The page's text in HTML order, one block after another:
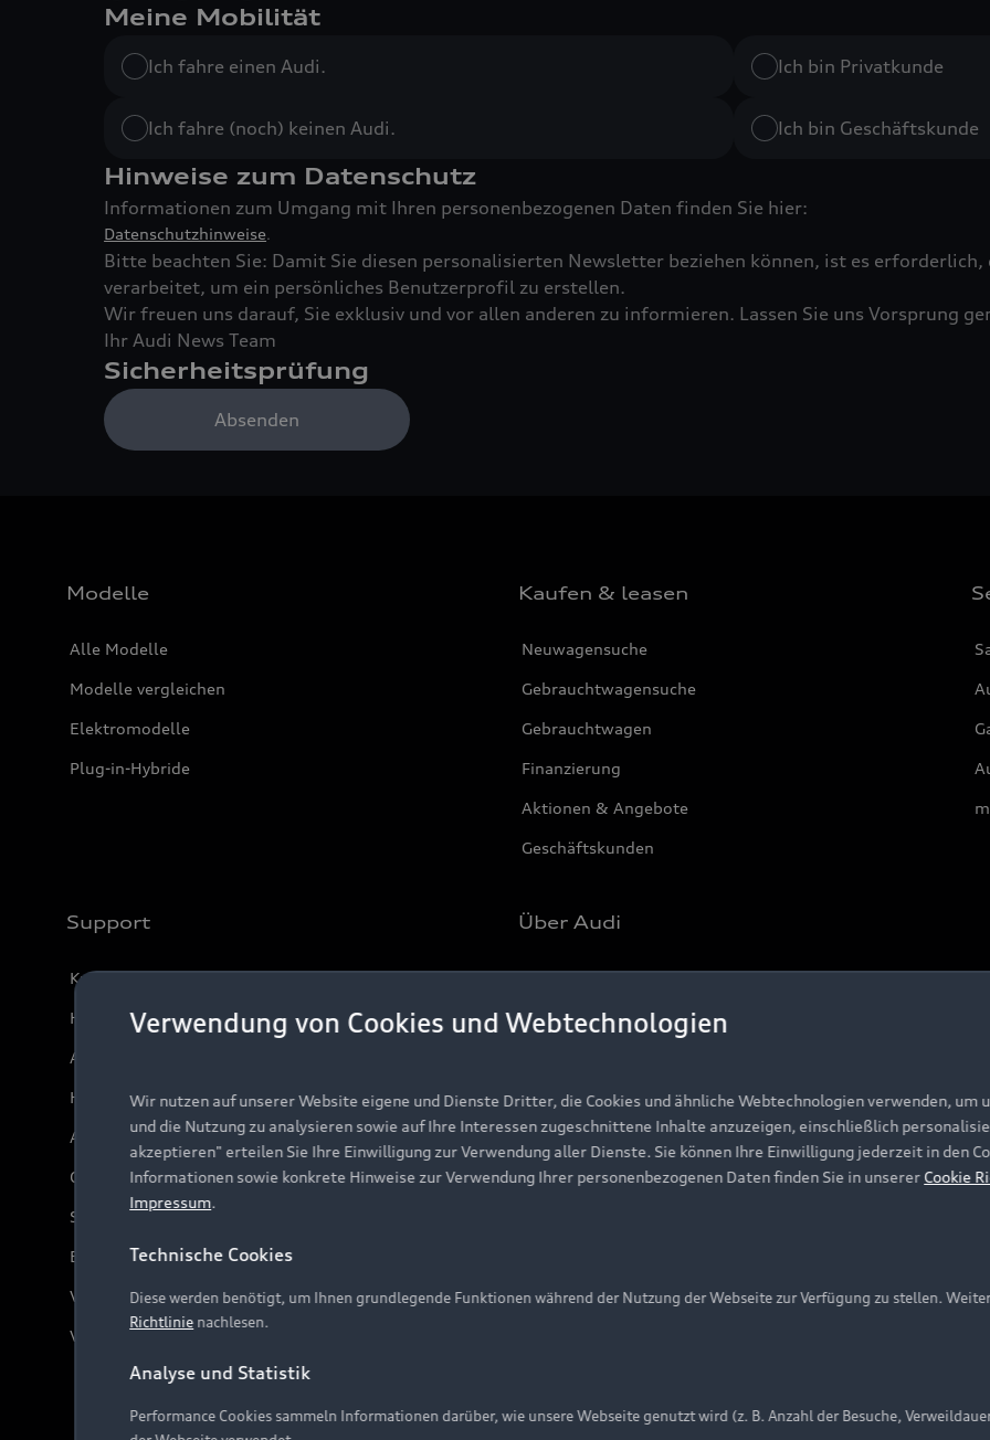
Meine Mobilität
Ich fahre einen Audi.
Ich fahre (noch) keinen Audi.
Ich bin Privatkunde
Ich bin Geschäftskunde
Hinweise zum Datenschutz
Informationen zum Umgang mit Ihren personenbezogenen Daten finden Sie hier:
Datenschutzhinweise.
Bitte beachten Sie: Damit Sie diesen personalisierten Newsletter beziehen können, ist es erforderlich,
verarbeitet, um ein persönliches Benutzerprofil zu erstellen.
Wir freuen uns darauf, Sie exklusiv und vor allen anderen zu informieren. Lassen Sie uns Vorsprung
Ihr Audi News Team
Sicherheitsprüfung
Bitte bestätigen Sie, dass Sie ein Mensch sind, um fortzufahren
Absenden
Modelle
Alle Modelle
Modelle vergleichen
Elektromodelle
Plug-in-Hybride
Kaufen & leasen
Neuwagensuche
Gebrauchtwagensuche
Gebrauchtwagen
Finanzierung
Aktionen & Angebote
Geschäftskunden
Support
Kundenservice
Händlersuche
Audi Code
Häufige Fragen (FAQ)
Audi Online Beratung
Online-Terminvereinbarung
Servicekontakt
Bordbuch & Bedienungsanleitungen
Verträge kündigen
Vertrag widerrufen
Über Audi
Karriere
Presse & Media Center
Datenschutz
Audi erleben
Verwendung von Cookies und Webtechnologien
Wir nutzen auf unserer Website eigene und Dienste Dritter, die Cookies und ähnliche Webtechnologien verwenden, um
und die Nutzung zu analysieren sowie auf Ihre Interessen zugeschnittene Inhalte anzuzeigen, einschließlich
akzeptieren" erteilen Sie Ihre Einwilligung zur Verwendung aller Dienste. Sie können Ihre Einwilligung jederzeit in den
Informationen sowie konkrete Hinweise zur Verwendung Ihrer personenbezogenen Daten finden Sie in unserer Cookie
Impressum.
Technische Cookies
Diese werden benötigt, um Ihnen grundlegende Funktionen während der Nutzung der Webseite zur Verfügung zu stellen.
Richtlinie nachlesen.
Analyse und Statistik
Performance Cookies sammeln Informationen darüber, wie unsere Webseite genutzt wird (z. B. Anzahl der Besuche,